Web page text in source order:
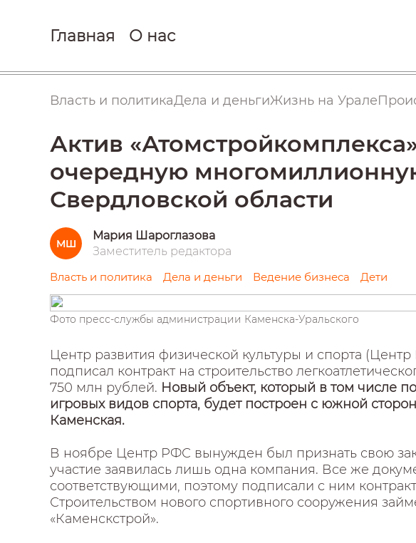
Главная О нас
Власть и политикаДела и деньгиЖизнь на Урале
Актив
очередную
Свердловской области
МШ
Мария Шароглазова
Заместитель редактора
Власть и политика Дела и деньги Ведение бизнеса Дети
Фото пресс-службы администрации Каменска-Уральского
Центр развития физической культуры и спорта
подписал контракт на строительство
750 млн рублей. Новый объект, который в том числе
игровых видов спорта, будет построен с южной
Каменская.
В ноябре Центр РФС вынужден был признать свою
участие заявилась лишь одна компания. Все же
соответствующими, поэтому подписали с ним
Строительством нового спортивного сооружения
«Каменскстрой».